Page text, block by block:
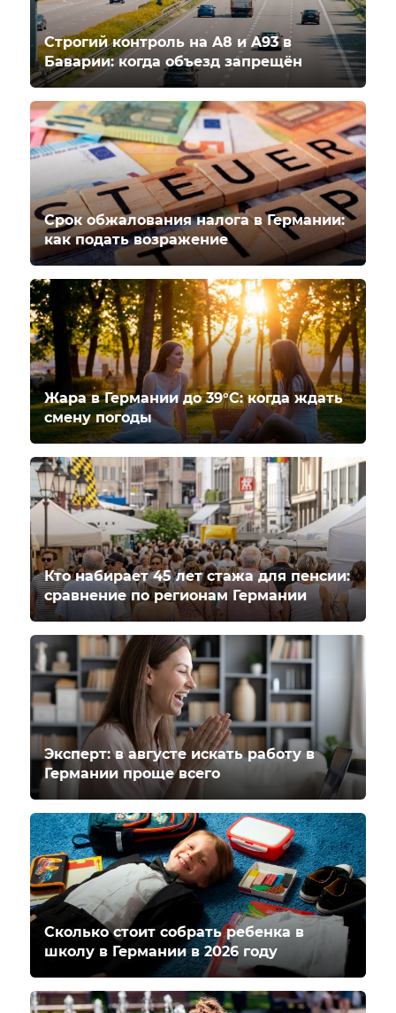
Строгий контроль на A8 и A93 в
Баварии: когда объезд запрещён
Срок обжалования налога в Германии:
как подать возражение
Жара в Германии до 39°C: когда ждать
смену погоды
Кто набирает 45 лет стажа для пенсии:
сравнение по регионам Германии
Эксперт: в августе искать работу в
Германии проще всего
Сколько стоит собрать ребенка в
школу в Германии в 2026 году